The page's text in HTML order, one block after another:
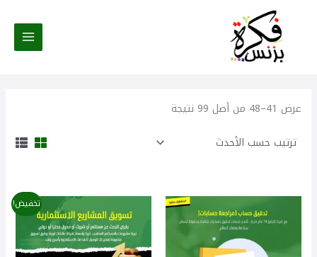
عرض 41–48 من أصل 99 نتيجة
تخفيض! السعر
الأصلي
هو:
150,00 $.
السعر
الحالي
هو:
100,00 $.